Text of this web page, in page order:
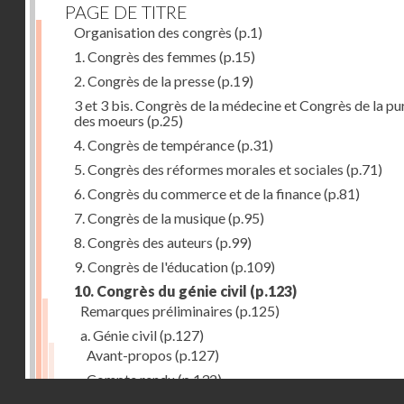
PAGE DE TITRE
Organisation des congrès (p.1)
1. Congrès des femmes (p.15)
2. Congrès de la presse(p.19)
3 et 3 bis. Congrès de la médecine et Congrès de la
des moeurs (p.25)
4. Congrès de tempérance(p.31)
5. Congrès des réformes morales et sociales (p.71)
6. Congrès du commerce et de la finance(p.81)
7. Congrès de la musique(p.95)
8. Congrès des auteurs (p.99)
9. Congrès de l'éducation(p.109)
10. Congrès du génie civil (p.123)
Remarques préliminaires (p.125)
a. Génie civil(p.127)
Avant-propos (p.127)
Compte rendu(p.132)